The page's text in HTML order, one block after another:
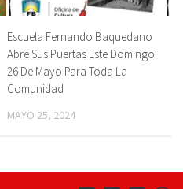
Escuela Fernando Baquedano
Abre Sus Puertas Este Domingo
26 De Mayo Para Toda La
Comunidad
MAYO 25, 2024